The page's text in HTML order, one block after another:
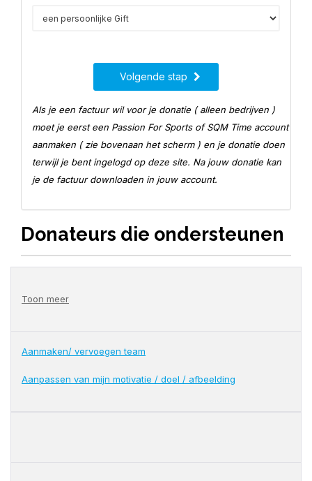
Volgende stap
Als je een factuur wil voor je donatie ( alleen bedrijven )
moet je eerst een Passion For Sports of SQM Time account
aanmaken ( zie bovenaan het scherm ) en je donatie doen
terwijl je bent ingelogd op deze site. Na jouw donatie kan
je de factuur downloaden in jouw account.
Donateurs die ondersteunen
Toon meer
Aanmaken/ vervoegen team
Aanpassen van mijn motivatie / doel / afbeelding